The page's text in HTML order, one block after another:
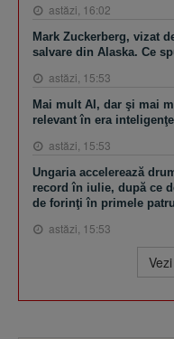
astăzi, 16:02
Mark Zuckerberg, vizat
salvare din Alaska. Ce
astăzi, 15:53
Mai mult AI, dar şi mai
relevant în era
astăzi, 15:53
Ungaria accelerează
record în iulie, după ce
de forinţi în primele
astăzi, 15:53